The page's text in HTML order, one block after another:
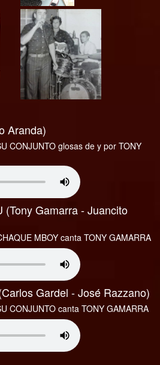
Aranda)
CONJUNTO glosas de y por TONY
(Tony Gamarra - Juancito
MBOY canta TONY GAMARRA
Gardel - José Razzano)
CONJUNTO canta TONY GAMARRA